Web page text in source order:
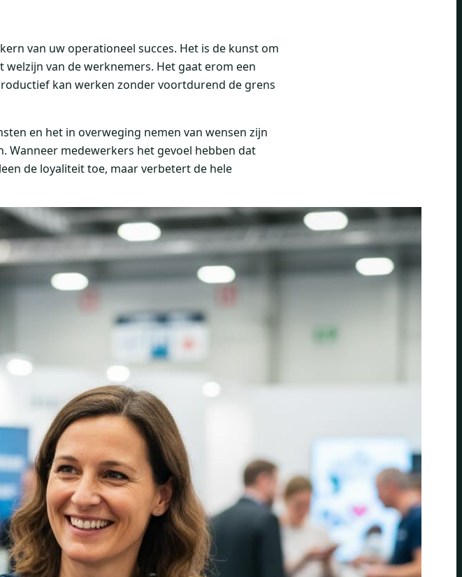
van uw operationeel succes. Het is de kunst om
van de werknemers. Het gaat erom een
kan werken zonder voortdurend de grens
en het in overweging nemen van wensen zijn
Wanneer medewerkers het gevoel hebben dat
de loyaliteit toe, maar verbetert de hele